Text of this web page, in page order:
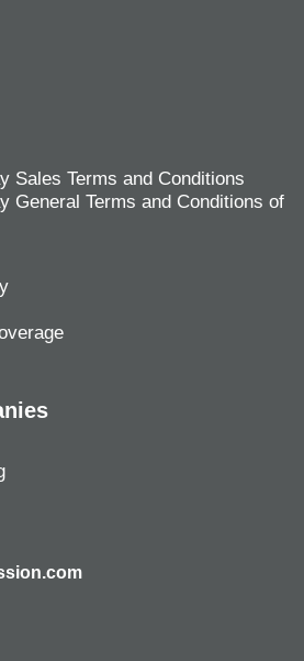
Sales Terms and Conditions
General Terms and Conditions of